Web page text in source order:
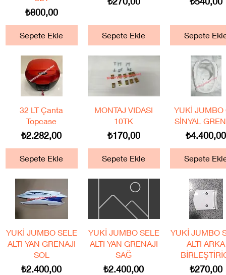
Fiyat
₺800,00
Sepete Ekle Sepete Ekle Sepete
Hızlı Bakış
32 LT Çanta
Topcase
Fiyat
₺2.282,00
Sepete Ekle
Hızlı Bakış
MONTAJ VIDASI
10TK
Fiyat
₺170,00
Sepete Ekle
Hızlı Bakış
YUKİ JUMBO
SİNYAL
Fiyat
₺4.400,00
Sepete
Hızlı Bakış
YUKİ JUMBO SELE
ALTI YAN GRENAJI
SOL
Fiyat
₺2.400,00
Hızlı Bakış
YUKİ JUMBO SELE
ALTI YAN GRENAJI
SAĞ
Fiyat
₺2.400,00
Hızlı Bakış
YUKİ JUMBO
ALTI ARKA
Fiyat
₺270,00